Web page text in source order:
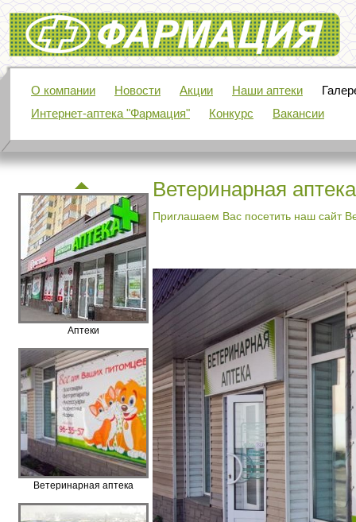
Фармация
О компании Новости Акции Наши аптеки
Интернет-аптека "Фармация"
Конкурс Вакансии
Аптеки
Ветеринарная аптека
Ветеринарная аптека
Приглашаем Вас посетить наш сайт